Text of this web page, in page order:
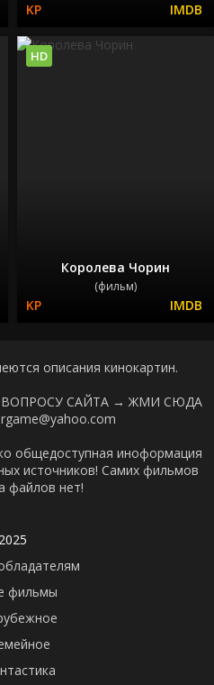
Королева Чорин
(фильм)
HD
описания кинокартин.
САЙТА → ЖМИ СЮДА
общедоступная иноформация
источников! Самих фильмов
файлов нет!
2025
фильмы